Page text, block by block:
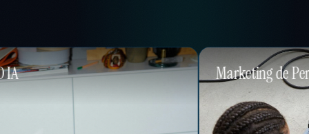
Marketing de Performance